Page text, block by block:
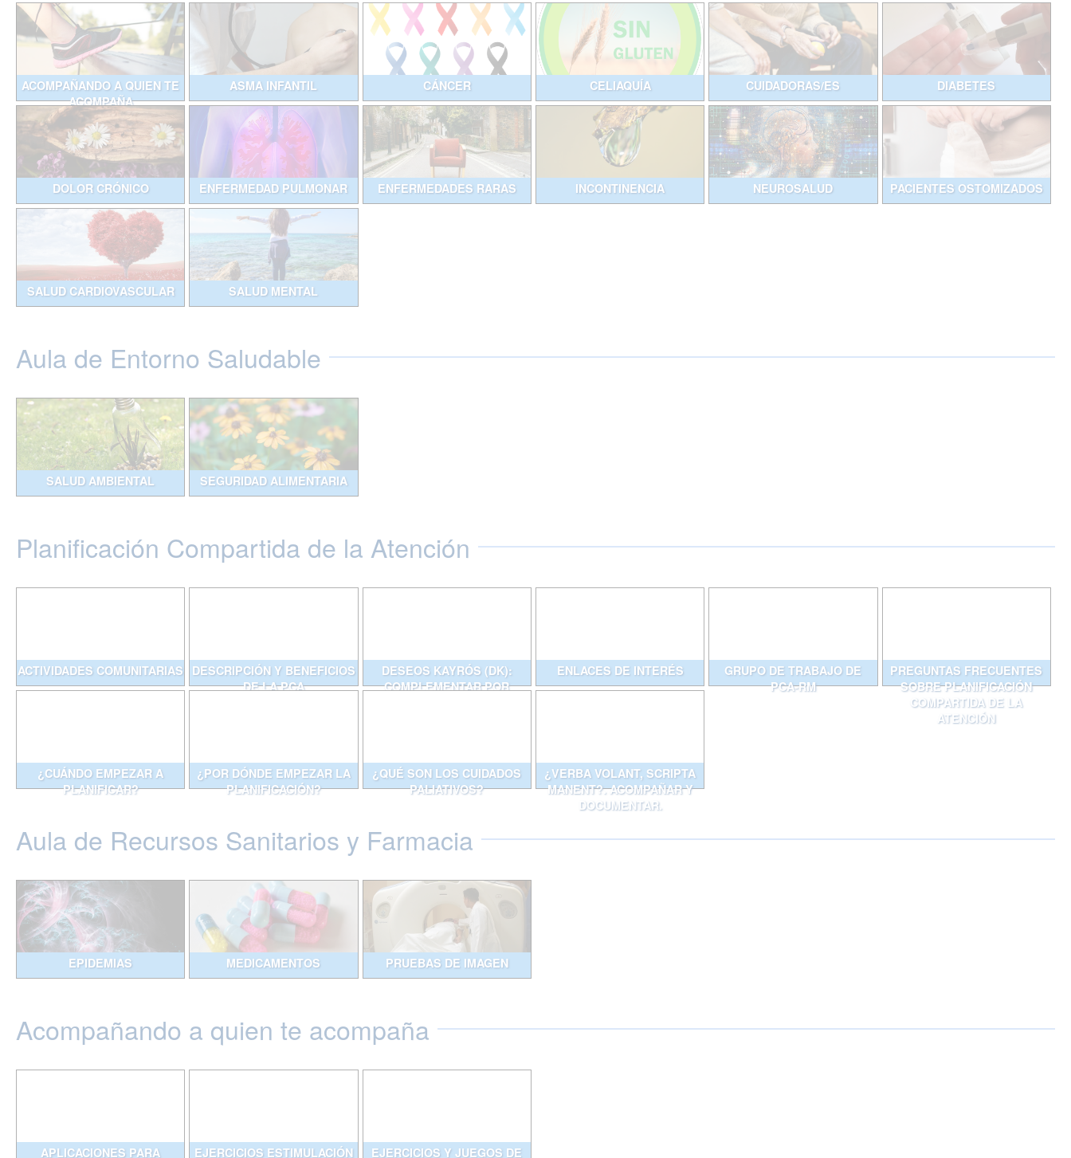
ACOMPAÑANDO A QUIEN TE
ACOMPAÑA
ASMA INFANTIL CÁNCER CELIAQUÍA CUIDADORAS/ES DIABETES
DOLOR CRÓNICO ENFERMEDAD PULMONAR ENFERMEDADES RARAS INCONTINENCIA NEUROSALUD PACIENTES OSTOMIZADOS
SALUD CARDIOVASCULAR SALUD MENTAL
Aula de Entorno Saludable
SALUD AMBIENTAL SEGURIDAD ALIMENTARIA
Planificación Compartida de la Atención
ACTIVIDADES COMUNITARIAS DESCRIPCIÓN Y BENEFICIOS
DE LA PCA
DESEOS KAYRÓS (DK):
COMPLEMENTAR POR
ENLACES DE INTERÉS
GRUPO DE TRABAJO DE
PCA-RM
PREGUNTAS FRECUENTES
SOBRE PLANIFICACIÓN
COMPARTIDA DE LA
ATENCIÓN
¿CUÁNDO EMPEZAR A
PLANIFICAR?
¿POR DÓNDE EMPEZAR LA
PLANIFICACIÓN?
¿QUÉ SON LOS CUIDADOS
PALIATIVOS?
¿VERBA VOLANT, SCRIPTA
MANENT?. ACOMPAÑAR Y
DOCUMENTAR.
Aula de Recursos Sanitarios y Farmacia
EPIDEMIAS MEDICAMENTOS PRUEBAS DE IMAGEN
Acompañando a quien te acompaña
APLICACIONES PARA EJERCICIOS ESTIMULACIÓN EJERCICIOS Y JUEGOS DE